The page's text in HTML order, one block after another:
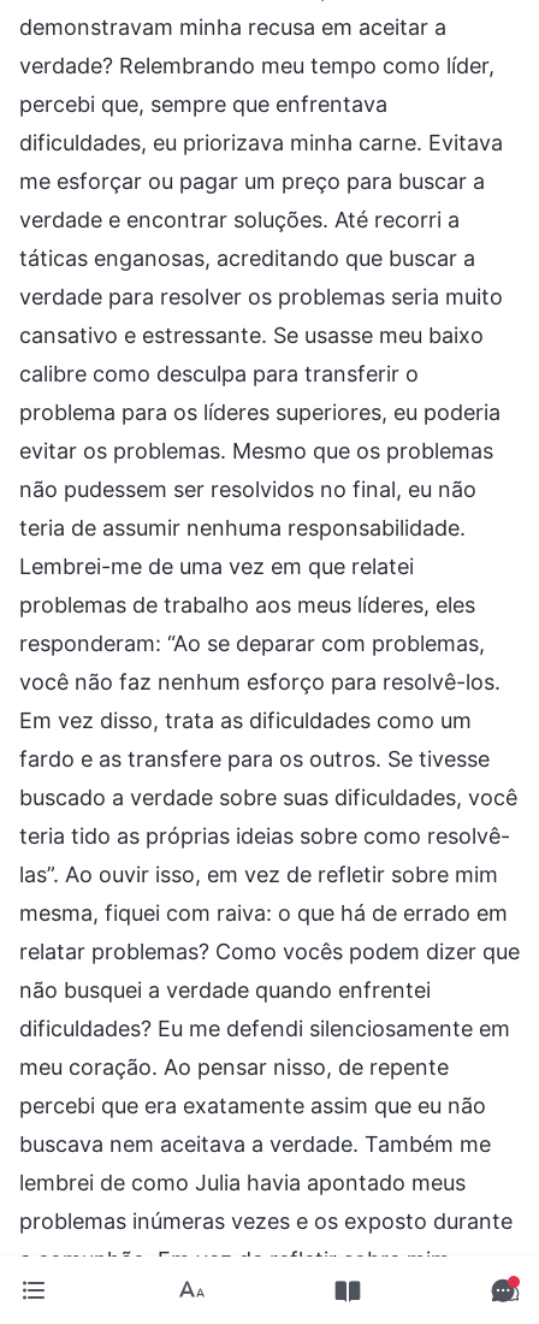
demonstravam minha recusa em aceitar a
verdade? Relembrando meu tempo como líder,
percebi que, sempre que enfrentava
dificuldades, eu priorizava minha carne. Evitava
me esforçar ou pagar um preço para buscar a
verdade e encontrar soluções. Até recorri a
táticas enganosas, acreditando que buscar a
verdade para resolver os problemas seria muito
cansativo e estressante. Se usasse meu baixo
calibre como desculpa para transferir o
problema para os líderes superiores, eu poderia
evitar os problemas. Mesmo que os problemas
não pudessem ser resolvidos no final, eu não
teria de assumir nenhuma responsabilidade.
Lembrei-me de uma vez em que relatei
problemas de trabalho aos meus líderes, eles
responderam: “Ao se deparar com problemas,
você não faz nenhum esforço para resolvê-los.
Em vez disso, trata as dificuldades como um
fardo e as transfere para os outros. Se tivesse
buscado a verdade sobre suas dificuldades, você
teria tido as próprias ideias sobre como resolvê-
las”. Ao ouvir isso, em vez de refletir sobre mim
mesma, fiquei com raiva: o que há de errado em
relatar problemas? Como vocês podem dizer que
não busquei a verdade quando enfrentei
dificuldades? Eu me defendi silenciosamente em
meu coração. Ao pensar nisso, de repente
percebi que era exatamente assim que eu não
buscava nem aceitava a verdade. Também me
lembrei de como Julia havia apontado meus
problemas inúmeras vezes e os exposto durante
a comunhão. Em vez de refletir sobre mim
mesma, guardei ressentimento e busquei